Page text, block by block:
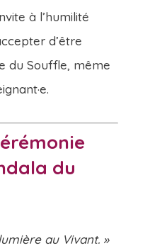
à l’humilité
d’être
du Souffle, même
du
au Vivant. »